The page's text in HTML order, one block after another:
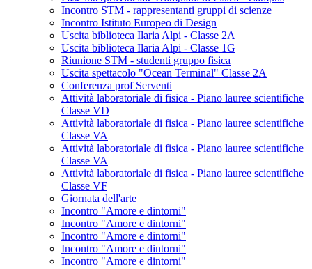
Incontro STM - rappresentanti gruppi di scienze
Incontro Istituto Europeo di Design
Uscita biblioteca Ilaria Alpi - Classe 2A
Uscita biblioteca Ilaria Alpi - Classe 1G
Riunione STM - studenti gruppo fisica
Uscita spettacolo "Ocean Terminal" Classe 2A
Conferenza prof Serventi
Attività laboratoriale di fisica - Piano lauree scientifiche
Classe VD
Attività laboratoriale di fisica - Piano lauree scientifiche
Classe VA
Attività laboratoriale di fisica - Piano lauree scientifiche
Classe VA
Attività laboratoriale di fisica - Piano lauree scientifiche
Classe VF
Giornata dell'arte
Incontro "Amore e dintorni"
Incontro "Amore e dintorni"
Incontro "Amore e dintorni"
Incontro "Amore e dintorni"
Incontro "Amore e dintorni"